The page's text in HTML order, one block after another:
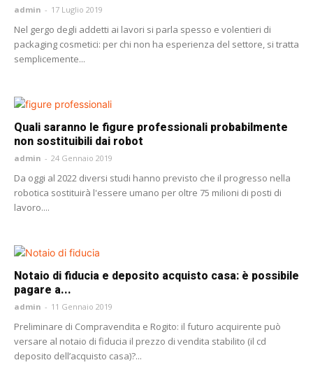
admin - 17 Luglio 2019
Nel gergo degli addetti ai lavori si parla spesso e volentieri di
packaging cosmetici: per chi non ha esperienza del settore, si tratta
semplicemente...
Quali saranno le figure professionali probabilmente
non sostituibili dai robot
admin - 24 Gennaio 2019
Da oggi al 2022 diversi studi hanno previsto che il progresso nella
robotica sostituirà l'essere umano per oltre 75 milioni di posti di
lavoro....
Notaio di fiducia e deposito acquisto casa: è possibile
pagare a...
admin - 11 Gennaio 2019
Preliminare di Compravendita e Rogito: il futuro acquirente può
versare al notaio di fiducia il prezzo di vendita stabilito (il cd
deposito dell’acquisto casa)?...